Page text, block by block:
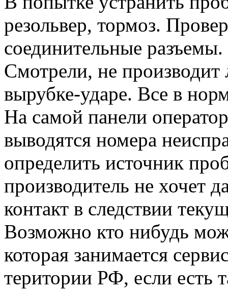
резольвер, тормоз.
соединительные
Смотрели, не
вырубке-ударе. Все в
На самой панели
выводятся номера
определить источник
производитель не хочет
контакт в следствии
Возможно кто нибудь
которая занимается
територии РФ, если есть